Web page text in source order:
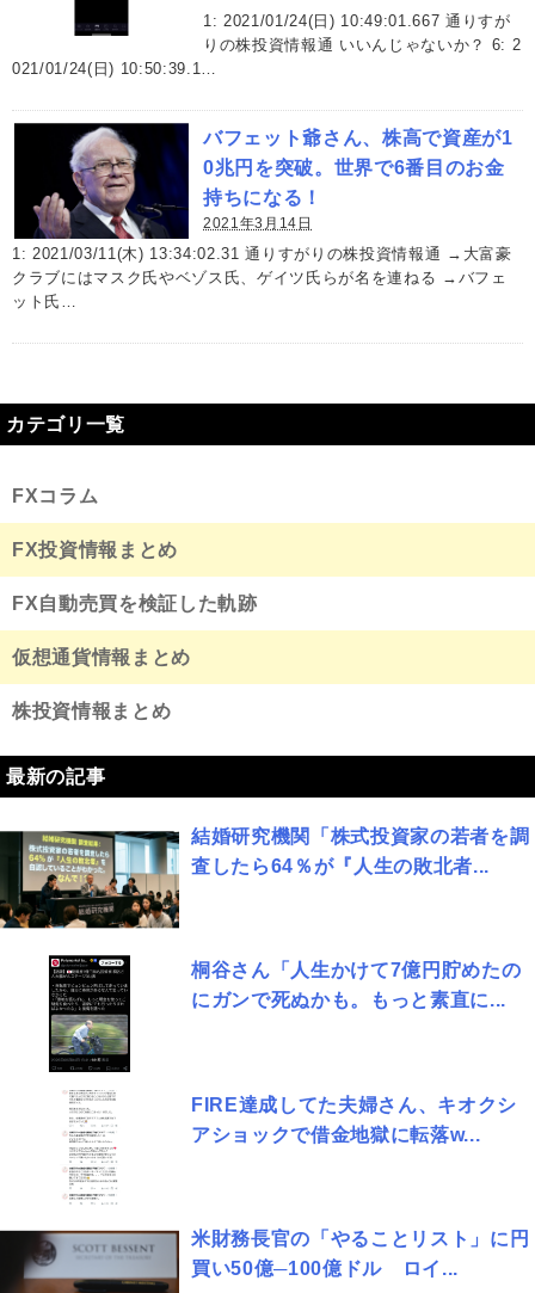
1: 2021/01/24(日) 10:49:01.667 通りすが
りの株投資情報通 いいんじゃないか？ 6: 2
021/01/24(日) 10:50:39.1…
バフェット爺さん、株高で資産が1
0兆円を突破。世界で6番目のお金
持ちになる！
2021年3月14日
1: 2021/03/11(木) 13:34:02.31 通りすがりの株投資情報通 →大富豪
クラブにはマスク氏やベゾス氏、ゲイツ氏らが名を連ねる →バフェ
ット氏…
カテゴリ一覧
FXコラム
FX投資情報まとめ
FX自動売買を検証した軌跡
仮想通貨情報まとめ
株投資情報まとめ
最新の記事
結婚研究機関「株式投資家の若者を調
査したら64％が『人生の敗北者...
桐谷さん「人生かけて7億円貯めたの
にガンで死ぬかも。もっと素直に...
FIRE達成してた夫婦さん、キオクシ
アショックで借金地獄に転落w...
米財務長官の「やることリスト」に円
買い50億─100億ドル ロイ...